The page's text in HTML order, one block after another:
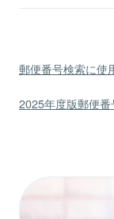
郵便番号検索に使
2025年度版郵便